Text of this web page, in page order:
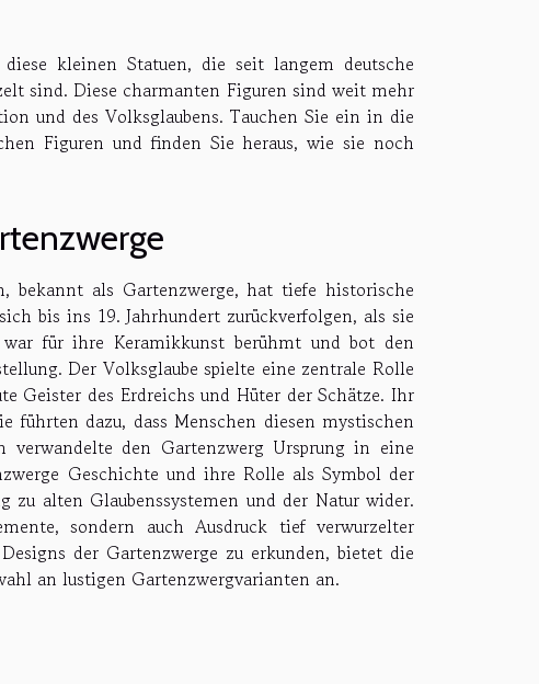
kleinen Statuen, die seit langem deutsche
sind. Diese charmanten Figuren sind weit mehr
und des Volksglaubens. Tauchen Sie ein in die
Figuren und finden Sie heraus, wie sie noch
als Gartenzwerge, hat tiefe historische
bis ins 19. Jahrhundert zurückverfolgen, als sie
für ihre Keramikkunst berühmt und bot den
Der Volksglaube spielte eine zentrale Rolle
Geister des Erdreichs und Hüter der Schätze. Ihr
dazu, dass Menschen diesen mystischen
den Gartenzwerg Ursprung in eine
Geschichte und ihre Rolle als Symbol der
zu alten Glaubenssystemen und der Natur wider.
sondern auch Ausdruck tief verwurzelter
der Gartenzwerge zu erkunden, bietet die
an lustigen Gartenzwergvarianten an.